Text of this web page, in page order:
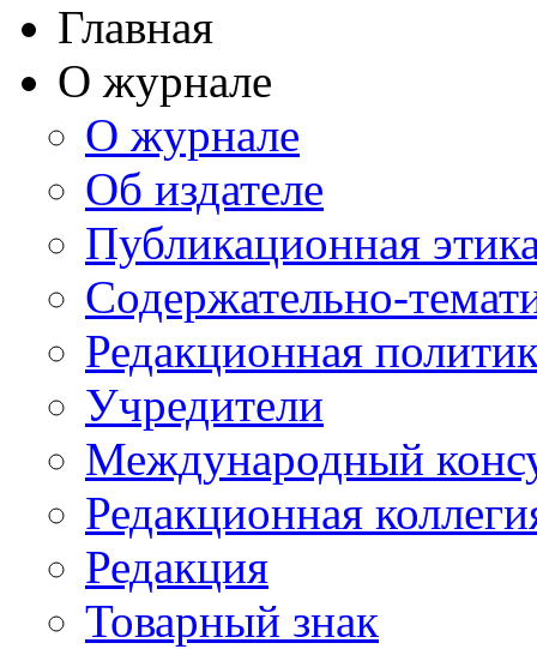
Главная
О журнале
О журнале
Об издателе
Публикационная
Содержательно-
Редакционная
Учредители
Международный
Редакционная
Редакция
Товарный знак